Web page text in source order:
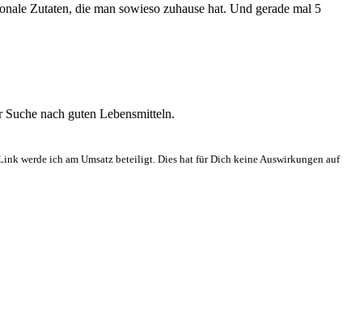
Zutaten, die man sowieso zuhause hat. Und gerade mal 5
nach guten Lebensmitteln.
werde ich am Umsatz beteiligt. Dies hat für Dich keine Auswirkungen auf